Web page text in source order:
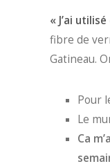
« J’ai
fibre de
Gatineau.
Pour
Le
Ca